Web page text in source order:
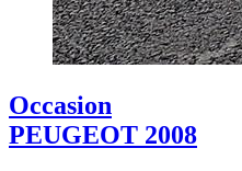
Occasion
PEUGEOT 2008